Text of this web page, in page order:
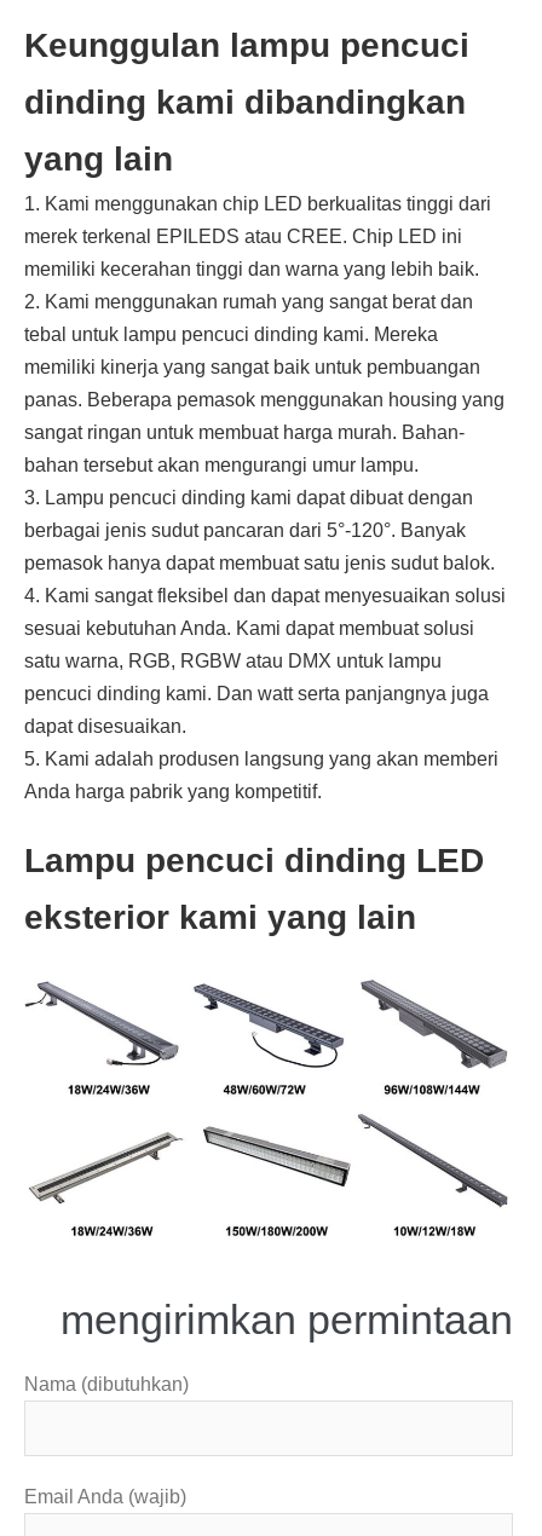
Keunggulan lampu pencuci
dinding kami dibandingkan
yang lain
1. Kami menggunakan chip LED berkualitas tinggi dari
merek terkenal EPILEDS atau CREE. Chip LED ini
memiliki kecerahan tinggi dan warna yang lebih baik.
2. Kami menggunakan rumah yang sangat berat dan
tebal untuk lampu pencuci dinding kami. Mereka
memiliki kinerja yang sangat baik untuk pembuangan
panas. Beberapa pemasok menggunakan housing yang
sangat ringan untuk membuat harga murah. Bahan-
bahan tersebut akan mengurangi umur lampu.
3. Lampu pencuci dinding kami dapat dibuat dengan
berbagai jenis sudut pancaran dari 5°-120°. Banyak
pemasok hanya dapat membuat satu jenis sudut balok.
4. Kami sangat fleksibel dan dapat menyesuaikan solusi
sesuai kebutuhan Anda. Kami dapat membuat solusi
satu warna, RGB, RGBW atau DMX untuk lampu
pencuci dinding kami. Dan watt serta panjangnya juga
dapat disesuaikan.
5. Kami adalah produsen langsung yang akan memberi
Anda harga pabrik yang kompetitif.
Lampu pencuci dinding LED
eksterior kami yang lain
mengirimkan permintaan
Nama (dibutuhkan)
Email Anda (wajib)